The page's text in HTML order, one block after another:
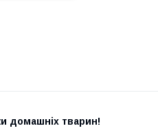
домашніх тварин!